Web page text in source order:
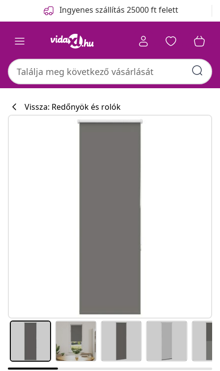
Ingyenes szállítás 25000 ft felett
Vissza: Redőnyök és rolók